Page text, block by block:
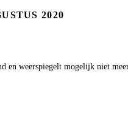
2020
en weerspiegelt mogelijk niet